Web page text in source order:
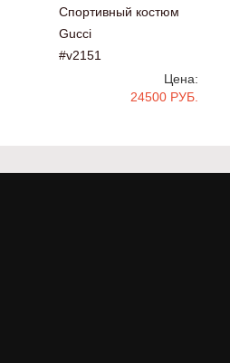
Спортивный костюм
Gucci
#v2151
Цена:
24500 РУБ.